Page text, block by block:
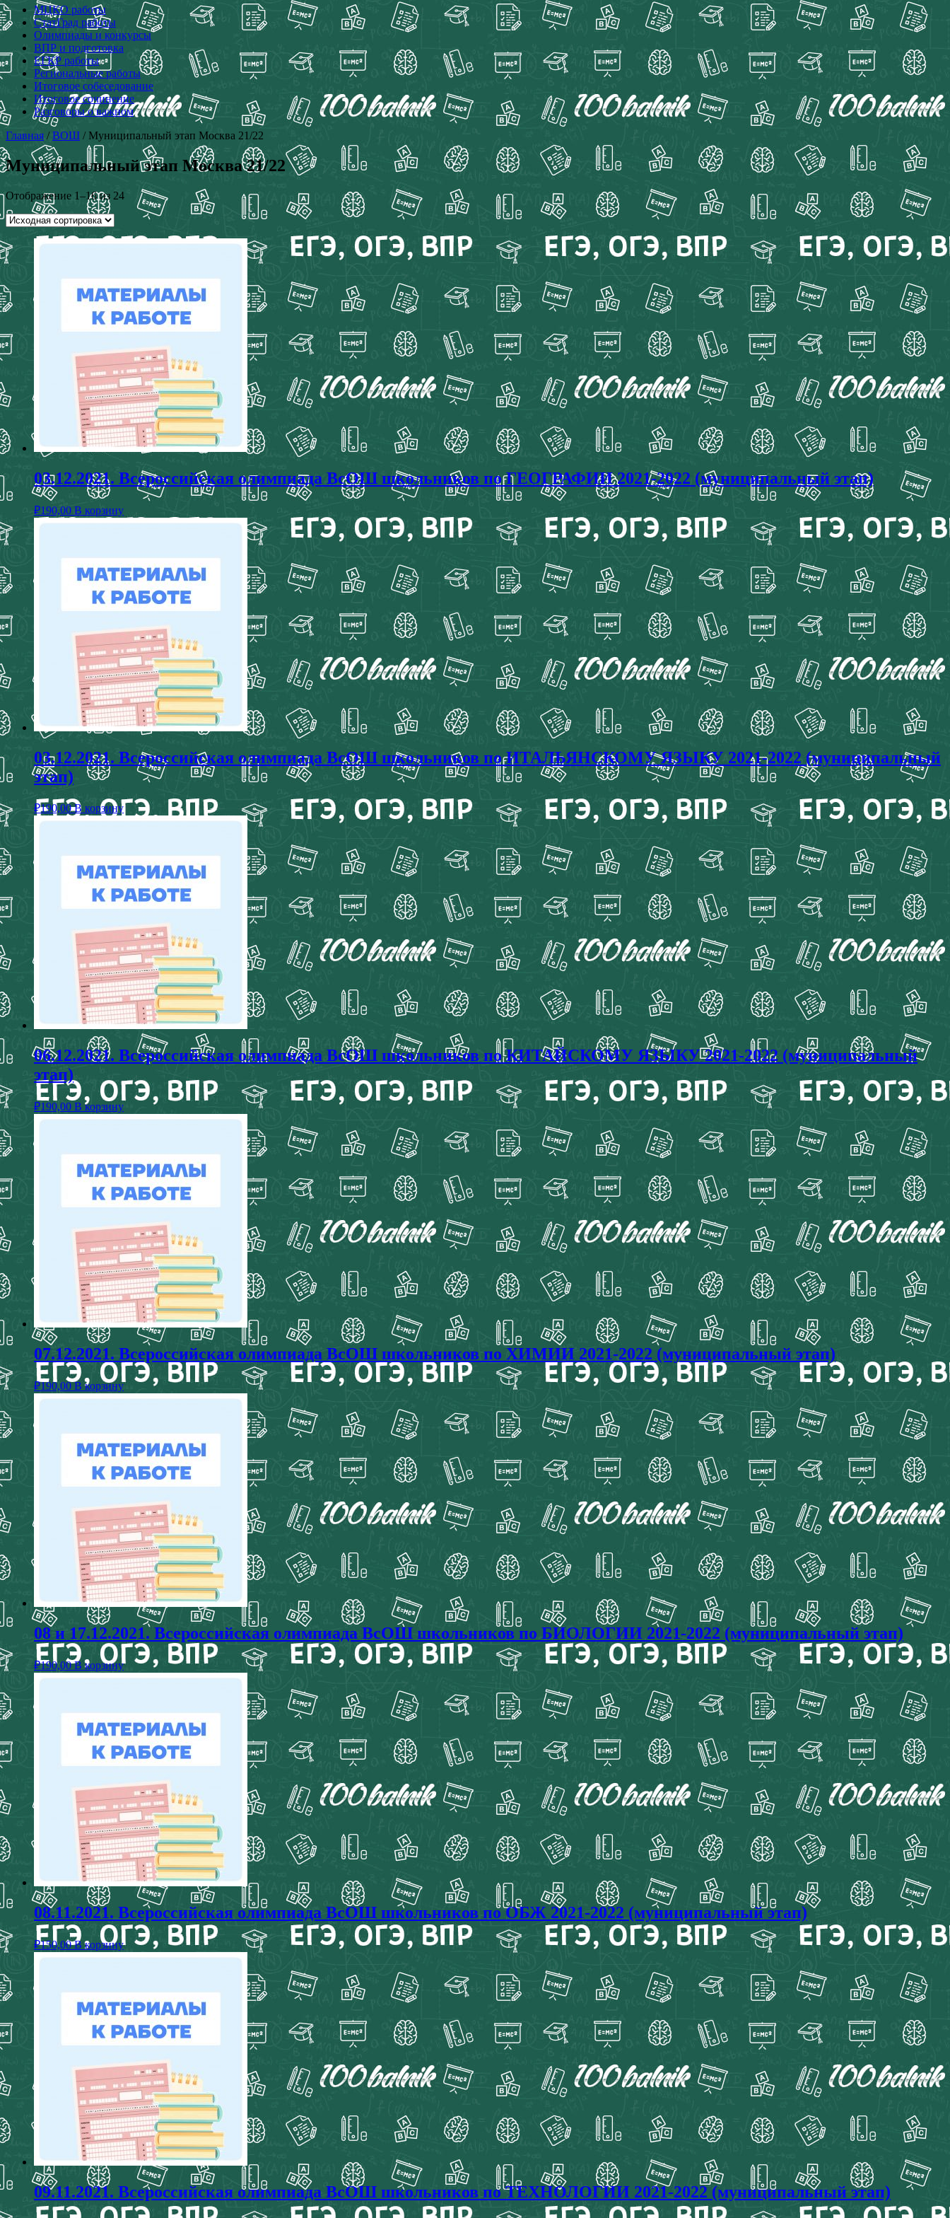
МЦКО работы
СтатГрад работы
Олимпиады и конкурсы
ВПР и подготовка
ЕГКР работы
Региональные работы
Итоговое собеседование
Итоговое сочинение
Разговоры о важном
Главная /ВОШ / Муниципальный этап Москва 21/22
Муниципальный этап Москва 21/22
Отображение 1–16 из 24
03.12.2021. Всероссийская олимпиада ВсОШ школьников по ГЕОГРАФИИ 2021-2022 (муниципальный этап)
₽190,00 В корзину
03.12.2021. Всероссийская олимпиада ВсОШ школьников по ИТАЛЬЯНСКОМУ ЯЗЫКУ 2021-2022 (муниципальный
этап)
₽190,00 В корзину
06.12.2021. Всероссийская олимпиада ВсОШ школьников по КИТАЙСКОМУ ЯЗЫКУ 2021-2022 (муниципальный
этап)
₽190,00 В корзину
07.12.2021. Всероссийская олимпиада ВсОШ школьников по ХИМИИ 2021-2022 (муниципальный этап)
₽190,00 В корзину
08 и 17.12.2021. Всероссийская олимпиада ВсОШ школьников по БИОЛОГИИ 2021-2022 (муниципальный этап)
₽190,00 В корзину
08.11.2021. Всероссийская олимпиада ВсОШ школьников по ОБЖ 2021-2022 (муниципальный этап)
₽150,00 В корзину
09.11.2021. Всероссийская олимпиада ВсОШ школьников по ТЕХНОЛОГИИ 2021-2022 (муниципальный этап)